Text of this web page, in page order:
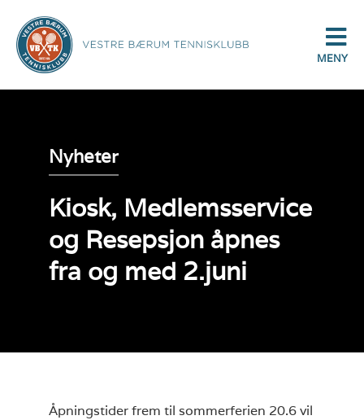
MENY
Nyheter
Kiosk, Medlemsservice
og Resepsjon åpnes
fra og med 2.juni
Åpningstider frem til sommerferien 20.6 vil